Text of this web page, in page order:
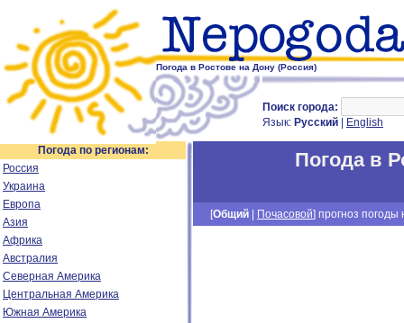
Погода в Ростове на Дону (Россия)
Поиск города:
Язык: Русский English
Погода по регионам:
Россия
Украина
Европа
Азия
Африка
Австралия
Северная Америка
Центральная Америка
Южная Америка
Погода в
[Общий Почасовой] прогноз погоды